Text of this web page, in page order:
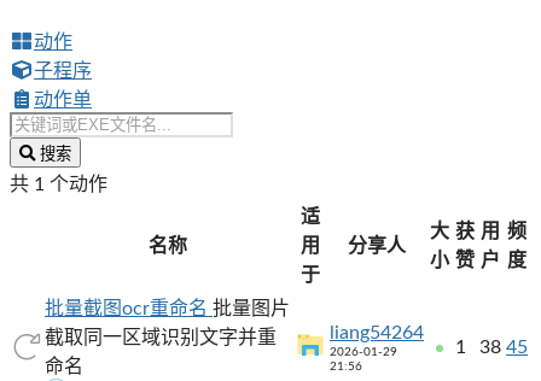
动作
子程序
动作单
搜索
共 1 个动作
名称
适
用
于
分享人
大
小
获
赞
用
户
频
度
批量截图ocr重命名 批量图片
截取同一区域识别文字并重
命名
liang54264
2026-01-29
21:56
1 38 45